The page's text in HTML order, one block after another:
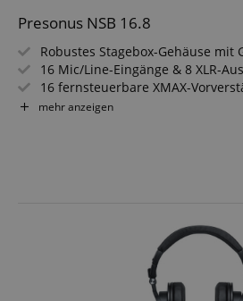
Presonus NSB 16.8
Robustes Stagebox-Gehäuse mit
16 Mic/Line-Eingänge & 8 XLR-
16 fernsteuerbare XMAX-
2 AVB-Ports mit XLR-Ethernet-
32x8 AVB (16 Direct-Input-Kanäle
Einfache Einrichtung &
mehr anzeigen